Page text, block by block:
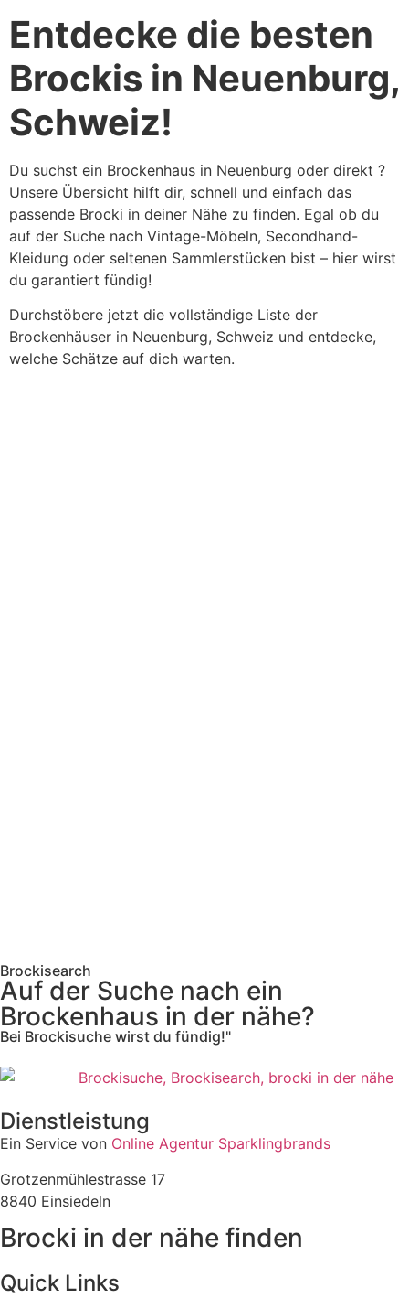
Entdecke die besten
Brockis in Neuenburg,
Schweiz!
Du suchst ein Brockenhaus in Neuenburg oder direkt ?
Unsere Übersicht hilft dir, schnell und einfach das
passende Brocki in deiner Nähe zu finden. Egal ob du
auf der Suche nach Vintage-Möbeln, Secondhand-
Kleidung oder seltenen Sammlerstücken bist – hier wirst
du garantiert fündig!
Durchstöbere jetzt die vollständige Liste der
Brockenhäuser in Neuenburg, Schweiz und entdecke,
welche Schätze auf dich warten.
Brockisearch
Auf der Suche nach ein
Brockenhaus in der nähe?
Bei Brockisuche wirst du fündig!"
Dienstleistung
Ein Service von Online Agentur Sparklingbrands
Grotzenmühlestrasse 17
8840 Einsiedeln
Brocki in der nähe finden
Quick Links